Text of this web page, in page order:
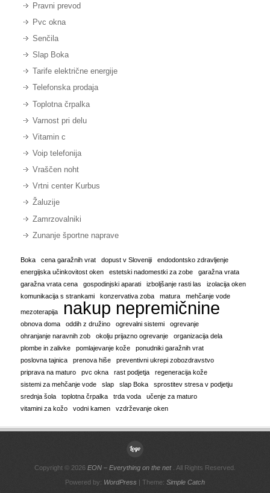
Pravni prevod
Pvc okna
Senčila
Slap Boka
Tarife električne energije
Telefonska prodaja
Toplotna črpalka
Varnost pri delu
Vitamin c
Voip telefonija
Vraščen noht
Vrtni center Kurbus
Žaluzije
Zamrzovalniki
Zunanje športne naprave
Boka cena garažnih vrat dopust v Sloveniji
endodontsko zdravljenje
energijska učinkovitost oken
estetski nadomestki za zobe
garažna vrata
garažna vrata cena
gospodinjski aparati izboljšanje rasti las
izolacija oken
komunikacija s strankami
konzervativa zoba matura mehčanje vode
mezoterapija nakup nepremičnine
obnova doma oddih z družino ogrevalni sistemi
ogrevanje
ohranjanje naravnih zob
okolju prijazno ogrevanje
organizacija dela
plombe in zalivke
pomlajevanje kože
ponudniki garažnih vrat
poslovna tajnica
prenova hiše
preventivni ukrepi zobozdravstvo
priprava na maturo
pvc okna rast podjetja
regeneracija kože
sistemi za mehčanje vode
slap slap Boka
sprostitev stresa v podjetju
srednja šola
toplotna črpalka trda voda
učenje za maturo
vitamini za kožo
vodni kamen vzdrževanje oken
Copyright © 2026 EON – Everything on the net. All Rights Reserved.
Powered by: WordPress | Theme: Simple Catch